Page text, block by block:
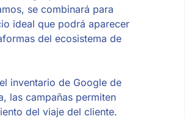
se combinará para
ideal que podrá aparecer
del ecosistema de
inventario de Google de
las campañas permiten
del viaje del cliente.